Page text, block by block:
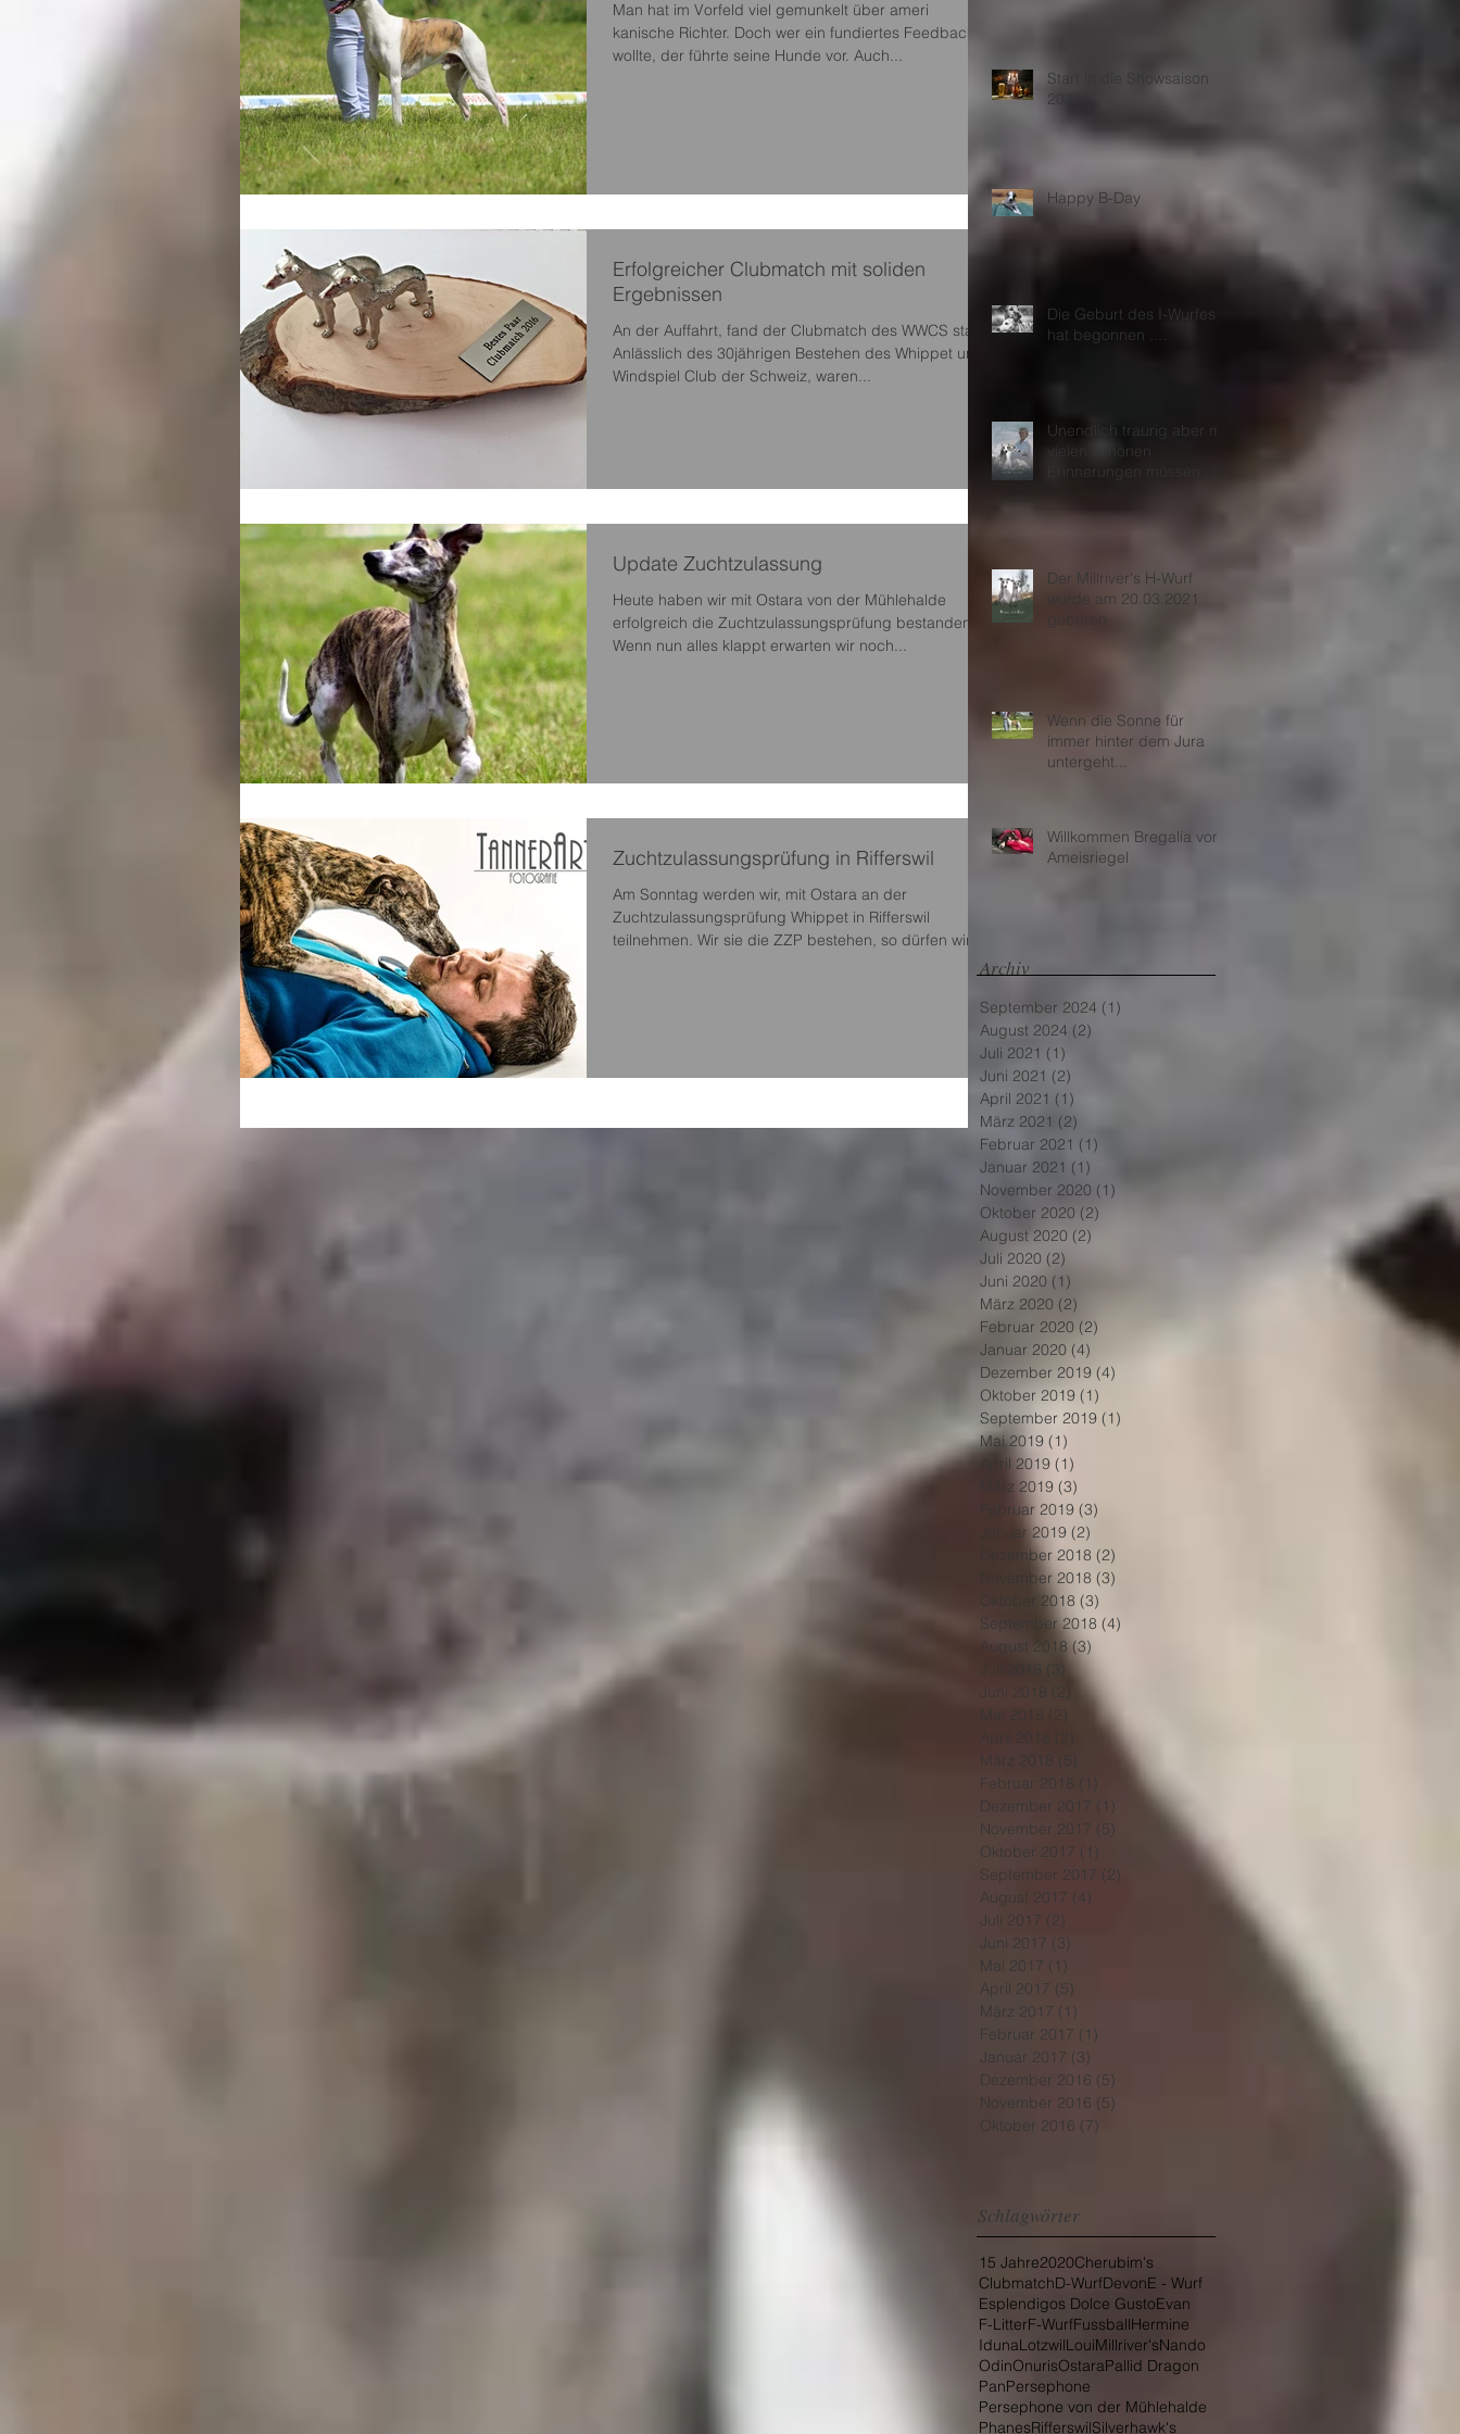
Man hat im Vorfeld viel gemunkelt über ameri
kanische Richter. Doch wer ein fundiertes Feedback
wollte, der führte seine Hunde vor. Auch...
Erfolgreicher Clubmatch mit soliden
Ergebnissen
An der Auffahrt, fand der Clubmatch des WWCS statt.
Anlässlich des 30jährigen Bestehen des Whippet und
Windspiel Club der Schweiz, waren...
Update Zuchtzulassung
Heute haben wir mit Ostara von der Mühlehalde
erfolgreich die Zuchtzulassungsprüfung bestanden.
Wenn nun alles klappt erwarten wir noch...
Zuchtzulassungsprüfung in Rifferswil
Am Sonntag werden wir, mit Ostara an der
Zuchtzulassungsprüfung Whippet in Rifferswil
teilnehmen. Wir sie die ZZP bestehen, so dürfen wir...
Start in die Showsaison
2021
Happy B-Day
Die Geburt des I-Wurfes
hat begonnen ....
Unendlich traurig aber mit
vielen schönen
Erinnerungen müssen wir
Der Millriver's H-Wurf
wurde am 20.03.2021
geboren
Wenn die Sonne für
immer hinter dem Jura
untergeht...
Willkommen Bregalia vom
Ameisriegel
Archiv
September 2024 (1)
August 2024 (2)
Juli 2021 (1)
Juni 2021 (2)
April 2021 (1)
März 2021 (2)
Februar 2021 (1)
Januar 2021 (1)
November 2020 (1)
Oktober 2020 (2)
August 2020 (2)
Juli 2020 (2)
Juni 2020 (1)
März 2020 (2)
Februar 2020 (2)
Januar 2020 (4)
Dezember 2019 (4)
Oktober 2019 (1)
September 2019 (1)
Mai 2019 (1)
April 2019 (1)
März 2019 (3)
Februar 2019 (3)
Januar 2019 (2)
Dezember 2018 (2)
November 2018 (3)
Oktober 2018 (3)
September 2018 (4)
August 2018 (3)
Juli 2018 (3)
Juni 2018
2 Beiträge
Mai 2018
(2) 2 Beiträge
April 2018
2 Beiträge
März 2018
5 Beiträge
Februar 2018 (1) 1 Beitrag
Dezember 2017 (1) 1 Beitrag
November 2017 (5) 5 Beiträge
Oktober 2017 (1)
September 2017 (2)
August 2017 (4)
Juli 2017 (2)
Juni 2017 (3)
Mai 2017 (1)
April 2017 (5)
März 2017 (1)
Februar 2017 (1)
Januar 2017 (3)
Dezember 2016 (5)
November 2016 (5)
Oktober 2016 (7)
Schlagwörter
15 Jahre2020Cherubim's
ClubmatchD-WurfDevonE - Wurf
Esplendigos Dolce GustoEvan
F-LitterF-WurfFussballHermine
IdunaLotzwilLouiMillriver'sNando
OdinOnurisOstaraPallid Dragon
PanPersephone
Persephone von der Mühlehalde
PhanesRifferswilSilverhawk's